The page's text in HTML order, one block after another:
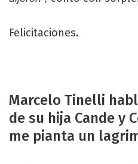
Felicitaciones.
Marcelo Tinelli
de su hija Cande y
me pianta un